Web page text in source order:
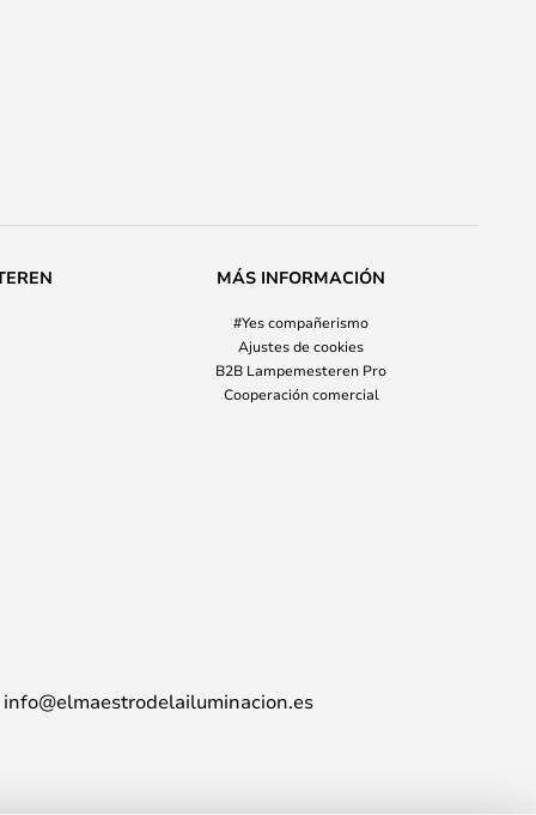
MÁS INFORMACIÓN
#Yes compañerismo
Ajustes de cookies
B2B Lampemesteren Pro
Cooperación comercial
info@elmaestrodelailuminacion.es